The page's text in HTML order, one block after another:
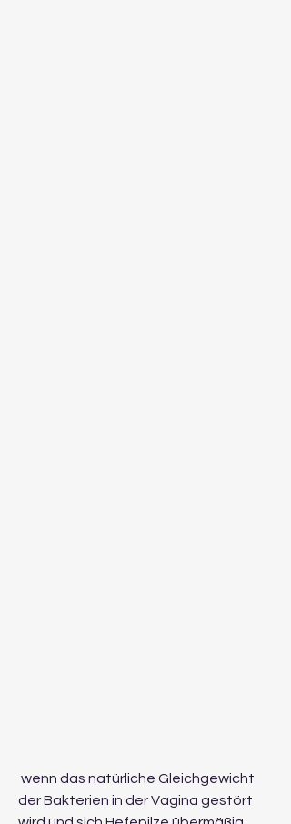
der Bakterien in der Vagina gestört